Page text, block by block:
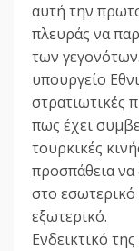
αυτή την
πλευράς να
των
υπουργείο
στρατιωτικές
πως έχει
τουρκικές
προσπάθεια
στο εσωτερικό
εξωτερικό.
Ενδεικτικό